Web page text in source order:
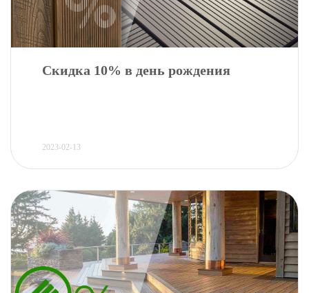
Скидка 10% в день рождения
2023-02-13